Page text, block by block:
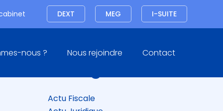
Connexion I-SUITE
MEG
DEXT
nous ? Nous rejoindre Contact
Blog
Actu Fiscale